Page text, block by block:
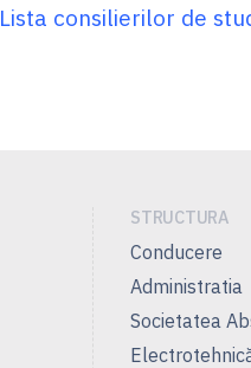
Lista consilierilor de
STRUCTURA
Conducere
Administratia
Societatea